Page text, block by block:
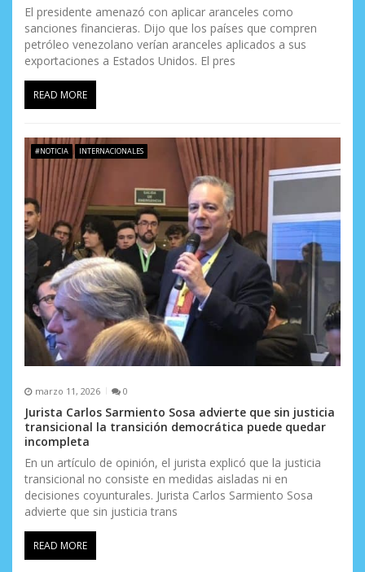
El presidente amenazó con aplicar aranceles como
sanciones financieras. Dijo que los países que compren
petróleo venezolano verían aranceles aplicados a sus
exportaciones a Estados Unidos. El pres
READ MORE
#NOTICIA INTERNACIONALES
marzo 11, 2026 0
Jurista Carlos Sarmiento Sosa advierte que sin justicia
transicional la transición democrática puede quedar
incompleta
En un artículo de opinión, el jurista explicó que la justicia
transicional no consiste en medidas aisladas ni en
decisiones coyunturales. Jurista Carlos Sarmiento Sosa
advierte que sin justicia trans
READ MORE